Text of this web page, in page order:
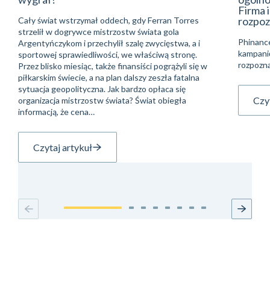
Cały świat wstrzymał oddech, gdy Ferran Torres
strzelił w dogrywce mistrzostw świata gola
Argentyńczykom i przechylił szalę zwycięstwa, a i
sportowej sprawiedliwości, we właściwą stronę.
Przez blisko miesiąc, także finansiści pogrążyli się w
piłkarskim świecie, a na plan dalszy zeszła fatalna
sytuacja geopolityczna. Jak bardzo opłaca się
organizacja mistrzostw świata? Świat obiegła
informacją, że cena…
Czytaj artykuł
Firma